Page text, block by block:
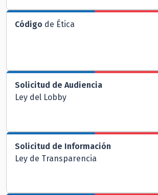
Código de Ética
Solicitud de Audiencia
Ley del Lobby
Solicitud de Información
Ley de Transparencia